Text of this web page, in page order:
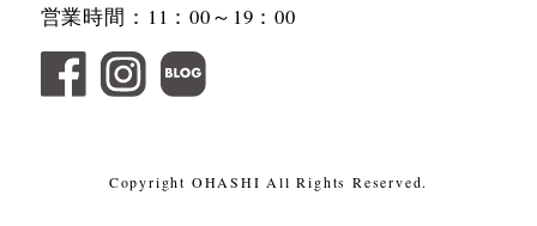
営業時間：11：00～19：00
Copyright OHASHI All Rights Reserved.